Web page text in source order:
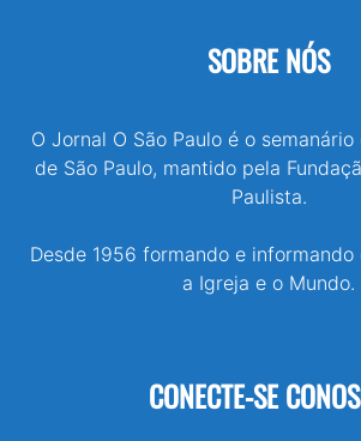
SOBRE NÓS
O Jornal O São Paulo é o
de São Paulo, mantido pela
Paulista.
Desde 1956 formando e
a Igreja e o Mundo.
CONECTE-SE